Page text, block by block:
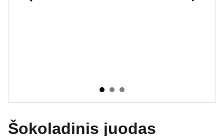
Šokoladinis juodas